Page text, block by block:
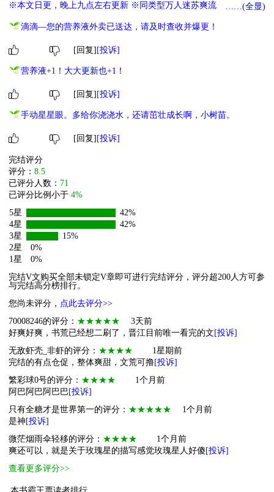
※本文日更，晚上九点左右更新 ※同类型万人迷苏爽流预收《美貌
炮灰，伪装神明》，可戳专栏收藏 ※养崽小甜文预收《暴君家的人
鱼幼崽》《绿茶崽崽穿到豪门虐玩》，感兴趣的小可爱可以看看
……(全显)
滴滴—您的营养液外卖已送达，请及时查收并爆更！
[回复] [投诉]
营养液+1！大大更新也+1！
[回复] [投诉]
手动星星眼。多给你浇浇水，还请茁壮成长啊，小树苗。
[回复] [投诉]
完结评分
评分： 8.5
已评分人数： 71
已评分比例小于 4%
5星
42%
4星
42%
3星
15%
2星
0%
1星
0%
完结V文购买全部未锁定V章即可进行完结评分，评分超200人方可参
与完结高分榜排行。
您尚未评分， 点此去评分>>
70008246的评分： ★★★★★
3天前
好爽好爽，书荒已经想二刷了，晋江目前唯一看完的文 [投诉]
无敌虾壳_非虾的评分： ★★★★
1星期前
完结的有点仓促，整体爽甜，文荒可撸[投诉]
繁彩球0号的评分： ★★★★
1个月前
阿巴阿巴阿巴巴 [投诉]
只有全糖才是世界第一的评分： ★★★★★
1个月前
是神 [投诉]
微茫烟雨伞轻移的评分： ★★★★
1个月前
爽还可以，就是关于玫瑰星的描写感觉玫瑰星人好傻 [投诉]
查看更多评分>>